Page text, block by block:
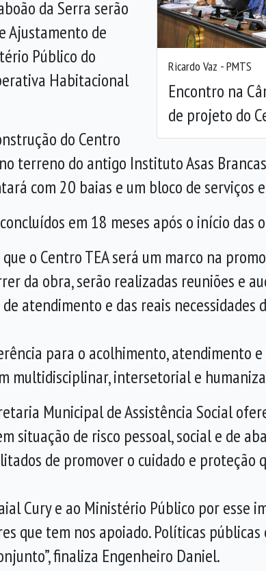
Ricardo Vaz - PMTS
Encontro na
de projeto do
da Serra serão
Ajustamento de
Público do
Habitacional
do Centro
terreno do antigo Instituto Asas
com 20 baias e um bloco de serviços
em 18 meses após o início das
o Centro TEA será um marco na
da obra, serão realizadas reuniões e
atendimento e das reais necessidades
para o acolhimento, atendimento e
multidisciplinar, intersetorial e
Municipal de Assistência Social
situação de risco pessoal, social e de
de promover o cuidado e proteção
Cury e ao Ministério Público por esse
que tem nos apoiado. Políticas
finaliza Engenheiro Daniel.